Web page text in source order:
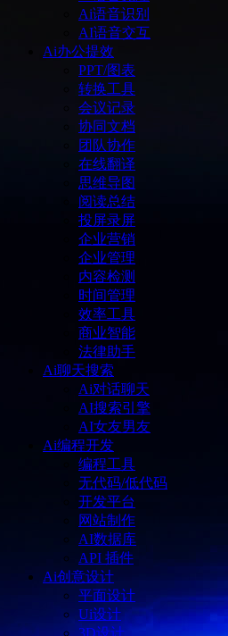
Ai语音识别
AI语音交互
Ai办公提效
PPT/图表
转换工具
会议记录
协同文档
团队协作
在线翻译
思维导图
阅读总结
投屏录屏
企业营销
企业管理
内容检测
时间管理
效率工具
商业智能
法律助手
Ai聊天搜索
Ai对话聊天
AI搜索引擎
AI女友男友
Ai编程开发
编程工具
无代码/低代码
开发平台
网站制作
AI数据库
API 插件
Ai创意设计
平面设计
Ui设计
3D设计